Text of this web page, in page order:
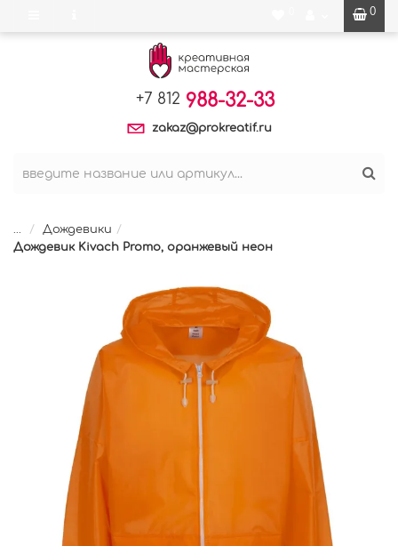
0
+7 812 988-32-33
zakaz@prokreatif.ru
...
Дождевики
Дождевик Kivach Promo, оранжевый неон